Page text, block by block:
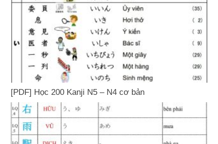
[PDF] Học 200 Kanji N5 – N4 cơ bản